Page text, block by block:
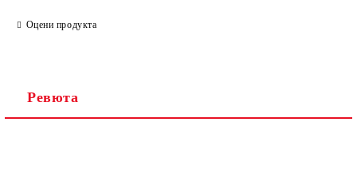
Оцени продукта
Ревюта